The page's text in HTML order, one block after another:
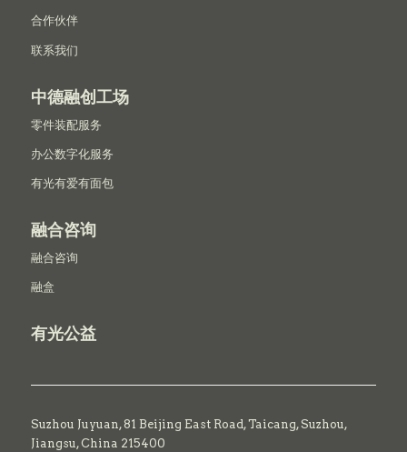
合作伙伴
联系我们
中德融创工场
零件装配服务
办公数字化服务
有光有爱有面包
融合咨询
融合咨询
融盒
有光公益
Suzhou Juyuan, 81 Beijing East Road,Taicang,Suzhou,
Jiangsu, China 215400